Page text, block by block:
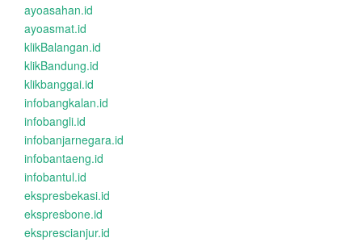
ayoasahan.id
ayoasmat.id
klikBalangan.id
klikBandung.id
klikbanggai.id
infobangkalan.id
infobangli.id
infobanjarnegara.id
infobantaeng.id
infobantul.id
ekspresbekasi.id
ekspresbone.id
eksprescianjur.id